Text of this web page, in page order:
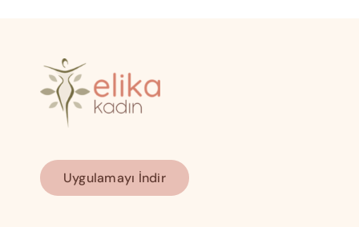
Uygulamayı İndir